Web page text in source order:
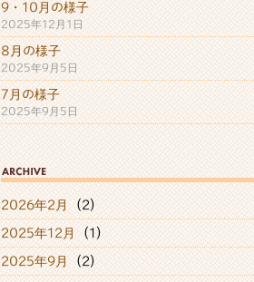
9・10月の様子
2025年12月1日
8月の様子
2025年9月5日
7月の様子
2025年9月5日
2026年2月 (2)
2025年12月 (1)
2025年9月 (2)